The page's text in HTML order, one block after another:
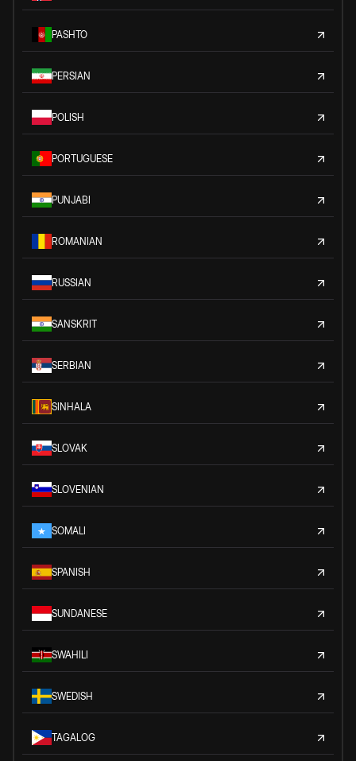
PASHTO
PERSIAN
POLISH
PORTUGUESE
PUNJABI
ROMANIAN
RUSSIAN
SANSKRIT
SERBIAN
SINHALA
SLOVAK
SLOVENIAN
SOMALI
SPANISH
SUNDANESE
SWAHILI
SWEDISH
TAGALOG